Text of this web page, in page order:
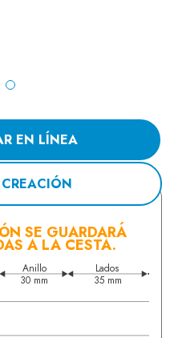
EN LÍNEA
SE GUARDARÁ
A LA CESTA.
30 mm 35 mm
Anillo Lados